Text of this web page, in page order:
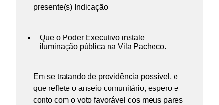
presente(s) Indicação:
Que o Poder Executivo instale
iluminação pública na Vila Pacheco.
Em se tratando de providência possível, e
que reflete o anseio comunitário, espero e
conto com o voto favorável dos meus pares